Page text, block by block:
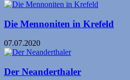
Die Mennoniten in Krefeld
07.07.2020
Der Neanderthaler